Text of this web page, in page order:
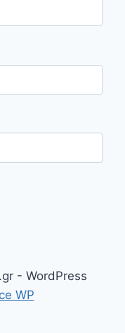
- WordPress
WP